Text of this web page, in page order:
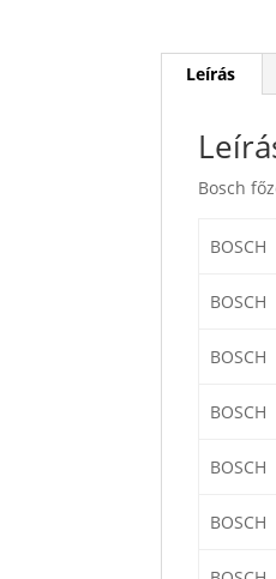
Leírás
Bosch
BOSCH
BOSCH
BOSCH
BOSCH
BOSCH
BOSCH